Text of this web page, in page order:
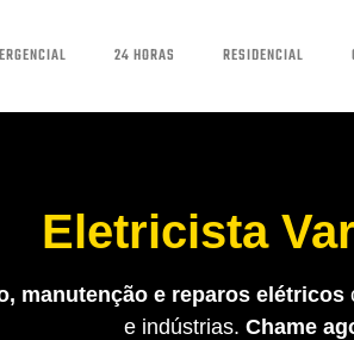
24 HORAS RESIDENCIAL
Eletricista
manutenção e reparos elétricos
e indústrias. Chame